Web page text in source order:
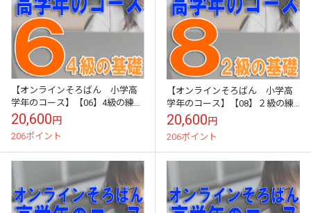
【オンラインそろばん 小学高
学年のコース】【06】4級の練習
（4級テスト）《中級クラス》買
い切り（ZOOM講習３回と添削
テスト１回...
20,600円
206ポイント
【オンラインそろばん 小学高
学年のコース】【08】２級の練
習（2級テスト）《上級クラス》
買い切り（ZOOM講習３回と添
削テスト１回...
20,600円
206ポイント